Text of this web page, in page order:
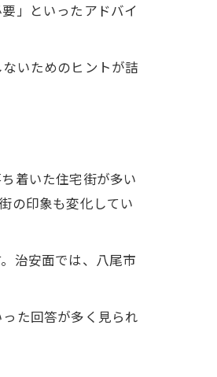
」といったアドバイ
いためのヒントが詰
着いた住宅街が多い
の印象も変化してい
治安面では、八尾市
た回答が多く見られ